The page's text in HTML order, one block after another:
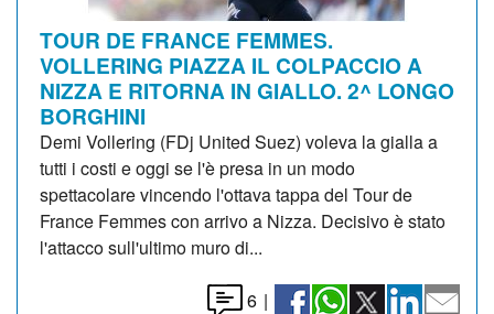
TOUR DE FRANCE FEMMES.
VOLLERING PIAZZA IL COLPACCIO A
NIZZA E RITORNA IN GIALLO. 2^ LONGO
BORGHINI
Demi Vollering (FDj United Suez) voleva la gialla a
tutti i costi e oggi se l'è presa in un modo
spettacolare vincendo l'ottava tappa del Tour de
France Femmes con arrivo a Nizza. Decisivo è stato
l'attacco sull'ultimo muro di...
6 |